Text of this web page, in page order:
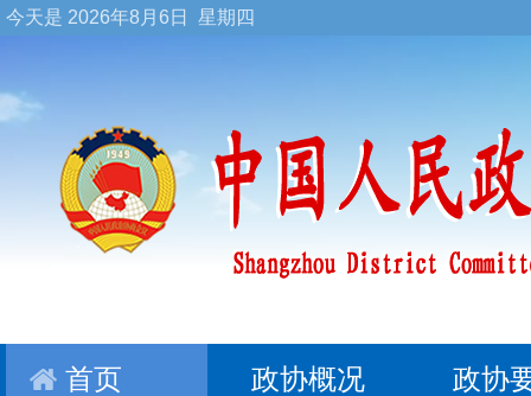
今天是 2026年8月6日 星期四
首页 政协概况 政协